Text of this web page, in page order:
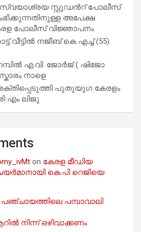
സ്വയാശ്രയ സ്റ്റുഡന്‍റ് പോലീസ്
അപേക്ഷ
പോലീസ് വിജ്ഞാപനം
വീട്ടിൽ നജീബ് കെ എച്ച് (55)
എ.​വി. ജോ​ർ​ജ് ( ഷിജോ
നാളെ
പുതുയുഗ കേരളം
എം ലിജു
on കേരള മീഡിയ
കെ.പി റെജിയെ
പമ്പാവാലി
നിന്ന് ഒഴിവാക്കണം